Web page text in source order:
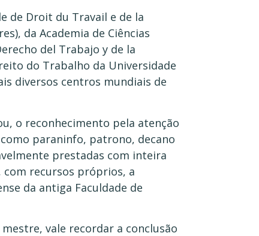
de Droit du Travail e de la
da Academia de Ciências
del Trabajo y de la
do Trabalho da Universidade
diversos centros mundiais de
o reconhecimento pela atenção
paraninfo, patrono, decano
prestadas com inteira
com recursos próprios, a
da antiga Faculdade de
vale recordar a conclusão